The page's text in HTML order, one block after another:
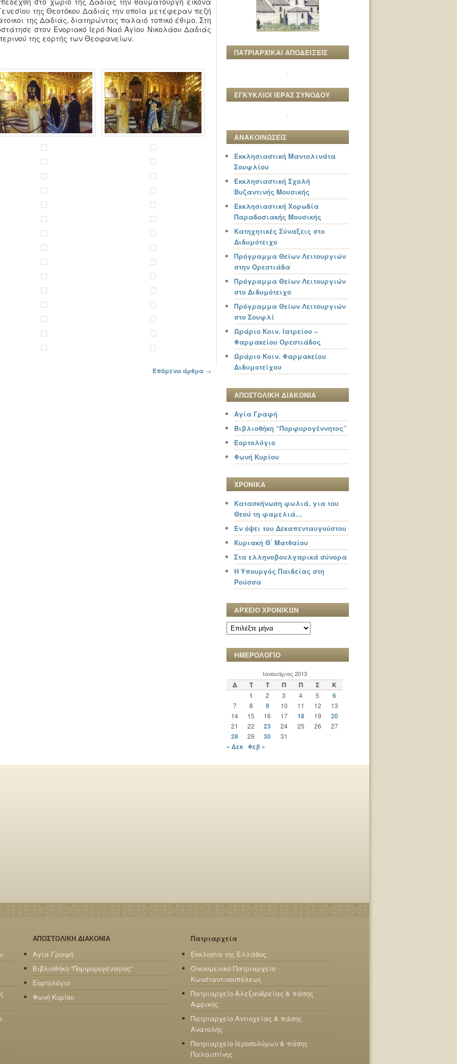
της Θεοτόκου Δαδιάς την οποία μετέφεραν πεζή
της Δαδιάς, διατηρώντας παλαιό τοπικό έθιμο. Στη
στον Ενοριακό Ιερό Ναό Αγίου Νικολάου Δαδιάς
της εορτής των Θεοφανείων.
Επόμενα άρθρα →
ΠΑΤΡΙΑΡΧΙΚΑΙ ΑΠΟΔΕΙΞΕΙΣ
ΕΓΚΥΚΛΙΟΙ ΙΕΡΑΣ ΣΥΝΟΔΟΥ
ΑΝΑΚΟΙΝΩΣΕΙΣ
Εκκλησιαστική Μαντολινάτα
Σουφλίου
Εκκλησιαστική Σχολή
Βυζαντινής Μουσικής
Εκκλησιαστική Χορωδία
Παραδοσιακής Μουσικής
Κατηχητικές Σύναξεις στο
Διδυμότειχο
Πρόγραμμα Θείων Λειτουργιών
στην Ορεστιάδα
Πρόγραμμα Θείων Λειτουργιών
στο Διδυμότειχο
Πρόγραμμα Θείων Λειτουργιών
στο Σουφλί
Ωράριο Κοιν. Ιατρείου –
Φαρμακείου Ορεστιάδος
Ωράριο Κοιν. Φαρμακείου
Διδυμοτείχου
ΑΠΟΣΤΟΛΙΚΗ ΔΙΑΚΟΝΙΑ
Αγία Γραφή
Βιβλιοθήκη “Πορφυρογέννητος”
Εορτολόγιο
Φωνή Κυρίου
ΧΡΟΝΙΚΑ
Κατασκήνωση φωλιά, για του
Θεού τη φαμελιά…
Εν όψει του Δεκαπενταυγούστου
Κυριακή Θ΄ Ματθαίου
Στα ελληνοβουλγαρικά σύνορα
Η Υπουργός Παιδείας στη
Ρούσσα
ΑΡΧΕΙΟ ΧΡΟΝΙΚΩΝ
ΑΡΧΕΙΟ
ΧΡΟΝΙΚΩΝ
ΗΜΕΡΟΛΟΓΙΟ
Ιανουάριος 2013
Δ Τ Τ Π Π Σ
Κ
1
2 3 4 5 6
7 8 9 10 11 12
13
14
15 16 17 18 19 20
21 22 23 24 25 26 27
28 29 30 31
« Δεκ Φεβ »
ΑΠΟΣΤΟΛΙΚΗ ΔΙΑΚΟΝΙΑ
Αγία Γραφή
Βιβλιοθήκη “Πορφυρογέννητος”
Εορτολόγιο
Φωνή Κυρίου
Πατριαρχεία
Εκκλησία της Ελλάδος
Οικουμενικό Πατριαρχείο
Κωνσταντινουπόλεως
Πατριαρχείο Αλεξανδρείας & πάσης
Αφρικής
Πατριαρχείο Αντιοχείας & πάσης
Ανατολής
Πατριαρχείο Ιεροσολύμων & πάσης
Παλαιστίνης